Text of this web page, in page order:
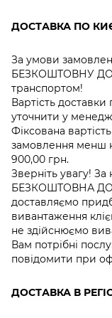
ДОСТАВКА ПО
За умови
БЕЗКОШТОВНУ
транспортом!
Вартість
уточнити у
Фіксована
замовлення менш
900,00 грн.
Зверніть увагу!
БЕЗКОШТОВНА
доставляємо
вивантаження
не здійснюємо
Вам потрібні
повідомити при
ДОСТАВКА В